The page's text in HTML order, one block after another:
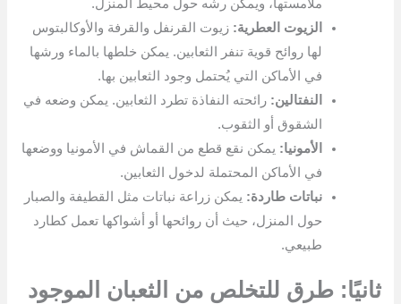
ملامستها، ويمكن رشه حول محيط المنزل.
الزيوت العطرية: زيوت القرنفل والقرفة والأوكالبتوس
لها روائح قوية تنفر الثعابين. يمكن خلطها بالماء ورشها
في الأماكن التي يُحتمل وجود الثعابين بها.
النفتالين: رائحته النفاذة تطرد الثعابين. يمكن وضعه في
الشقوق أو الثقوب.
الأمونيا: يمكن نقع قطع من القماش في الأمونيا ووضعها
في الأماكن المحتملة لدخول الثعابين.
نباتات طاردة: يمكن زراعة نباتات مثل القطيفة والصبار
حول المنزل، حيث أن روائحها أو أشواكها تعمل كطارد
طبيعي.
ثانيًا: طرق للتخلص من الثعبان الموجود